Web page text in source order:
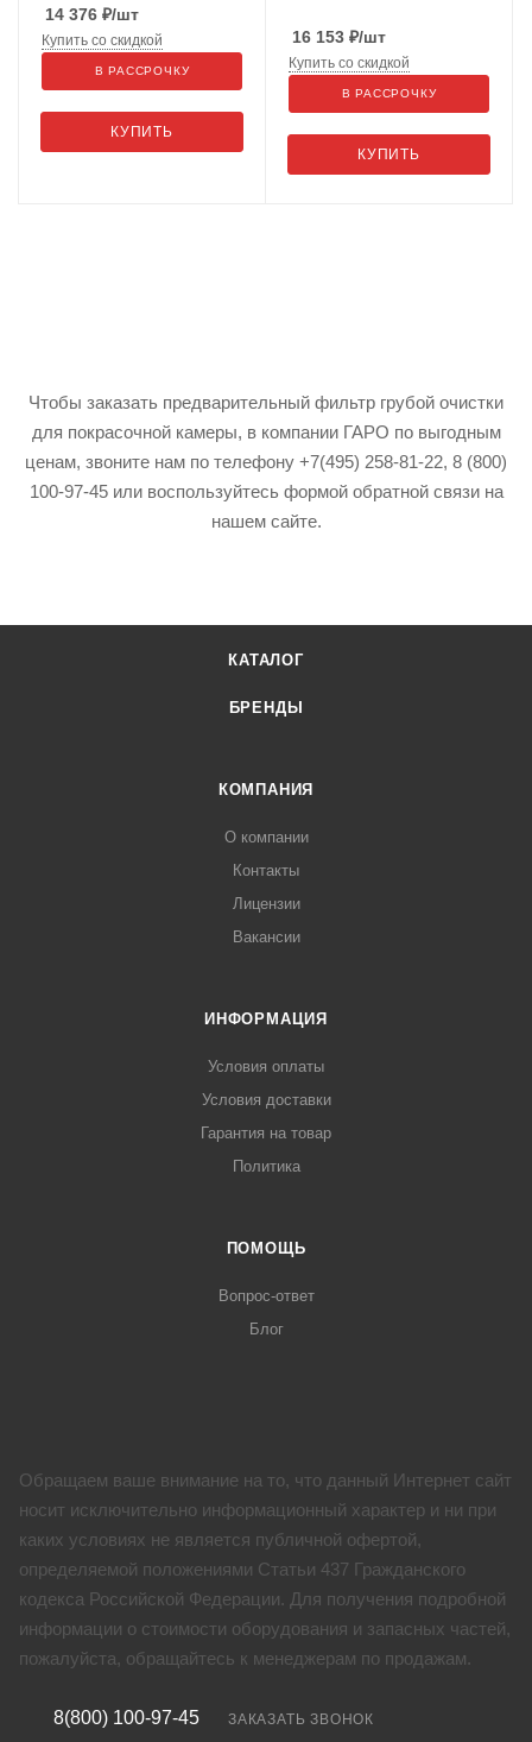
14 376 ₽/шт
КУПИТЬ
Купить со скидкой
В РАССРОЧКУ
16 153 ₽/шт
КУПИТЬ
Купить со скидкой
В РАССРОЧКУ
Чтобы заказать предварительный фильтр грубой очистки
для покрасочной камеры, в компании ГАРО по выгодным
ценам, звоните нам по телефону +7(495) 258-81-22, 8 (800)
100-97-45 или воспользуйтесь формой обратной связи на
нашем сайте.
КАТАЛОГ
БРЕНДЫ
КОМПАНИЯ
О компании
Контакты
Лицензии
Вакансии
ИНФОРМАЦИЯ
Условия оплаты
Условия доставки
Гарантия на товар
Политика
ПОМОЩЬ
Вопрос-ответ
Блог
Обращаем ваше внимание на то, что данный Интернет сайт
носит исключительно информационный характер и ни при
каких условиях не является публичной офертой,
определяемой положениями Статьи 437 Гражданского
кодекса Российской Федерации. Для получения подробной
информации о стоимости оборудования и запасных частей,
пожалуйста, обращайтесь к менеджерам по продажам.
8(800) 100-97-45 ЗАКАЗАТЬ ЗВОНОК